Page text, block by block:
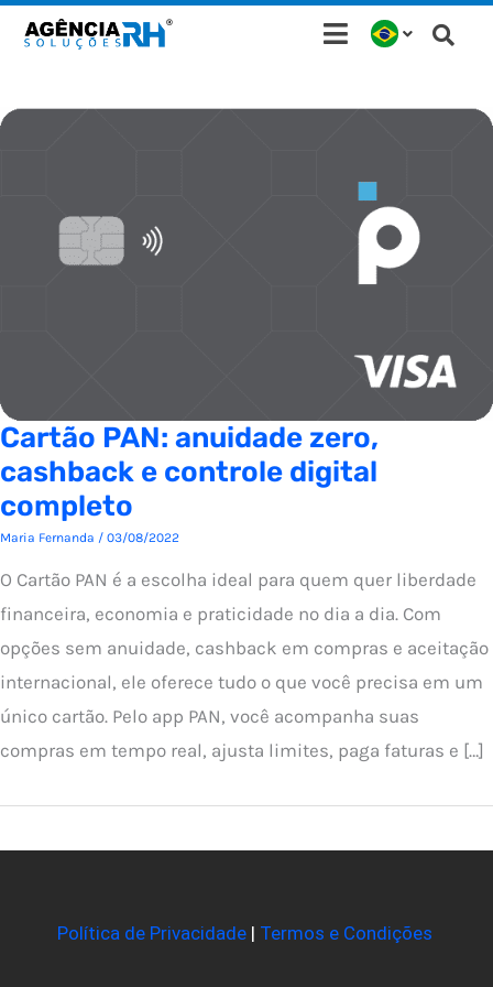
para
conteúdo
Cartão PAN: anuidade zero,
cashback e controle digital
completo
Maria Fernanda / 03/08/2022
O Cartão PAN é a escolha ideal para quem quer liberdade
financeira, economia e praticidade no dia a dia. Com
opções sem anuidade, cashback em compras e aceitação
internacional, ele oferece tudo o que você precisa em um
único cartão. Pelo app PAN, você acompanha suas
compras em tempo real, ajusta limites, paga faturas e […]
Política de Privacidade| Termos e Condições